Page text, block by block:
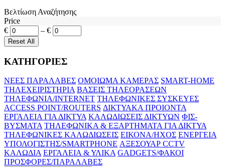
Βελτίωση Αναζήτησης
Price
€
– €
ΚΑΤΗΓΟΡΙΕΣ
ΝΕΕΣ ΠΑΡΑΛΑΒΕΣ ΟΜΟΙΩΜΑ ΚΑΜΕΡΑΣ SMART-HOME
ΤΗΛΕΧΕΙΡΙΣΤΗΡΙΑ ΒΑΣΕΙΣ ΤΗΛΕΟΡΑΣΕΩΝ
ΤΗΛΕΦΩΝΙΑ/INTERNET ΤΗΛΕΦΩΝΙΚΕΣ ΣΥΣΚΕΥΕΣ
ACCESS POINT/ROUTERS ΔΙΚΤΥΑΚΑ ΠΡΟΙΟΝΤΑ
ΕΡΓΑΛΕΙΑ ΓΙΑ ΔΙΚΤΥΑ ΚΑΛΩΔΙΩΣΕΙΣ ΔΙΚΤΥΩΝ ΦΙΣ-
ΒΥΣΜΑΤΑ THΛΕΦΩΝΙΚΑ & ΕΞΑΡΤΗΜΑΤΑ ΓΙΑ ΔΙΚΤΥΑ
ΤΗΛΕΦΩΝΙΚΕΣ ΚΑΛΩΔΙΩΣΕΙΣ ΕΙΚΟΝΑ/ΗΧΟΣ ΕΝΕΡΓΕΙΑ
ΥΠΟΛΟΓΙΣΤΗΣ/SMARTPHONE ΑΞΕΣΟΥΑΡ CCTV
ΚΑΛΩΔΙΑ ΕΡΓΑΛΕΙΑ & ΥΛΙΚΑ GADGETS/ΦΑΚΟΙ
ΠΡΟΣΦΟΡΕΣ/ΠΑΡΑΛΑΒΕΣ